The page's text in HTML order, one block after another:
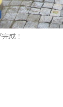
成！